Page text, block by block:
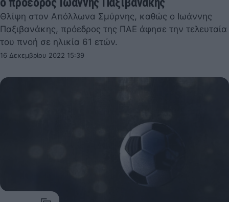
Θλίψη στον Απόλλωνα Σμύρνης, καθώς ο Ιωάννης
Παξιβανάκης, πρόεδρος της ΠΑΕ άφησε την τελευταία
του πνοή σε ηλικία 61 ετών.
16 Δεκεμβρίου 2022 15:39